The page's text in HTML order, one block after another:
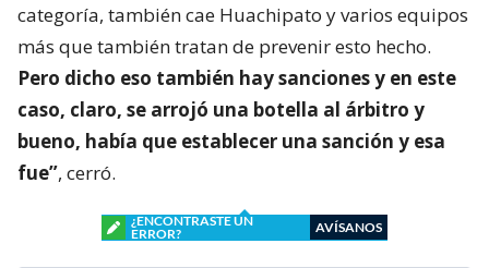
categoría, también cae Huachipato y varios equipos
más que también tratan de prevenir esto hecho.
Pero dicho eso también hay sanciones y en este
caso, claro, se arrojó una botella al árbitro y
bueno, había que establecer una sanción y esa
fue”, cerró.
¿ENCONTRASTE UN
ERROR?
AVÍSANOS